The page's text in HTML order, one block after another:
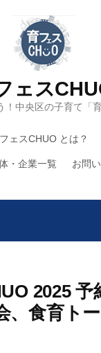
ェス
中央区の子育て「
ェスCHUO とは？
・企業一覧 お問
2025 予
、食育ト